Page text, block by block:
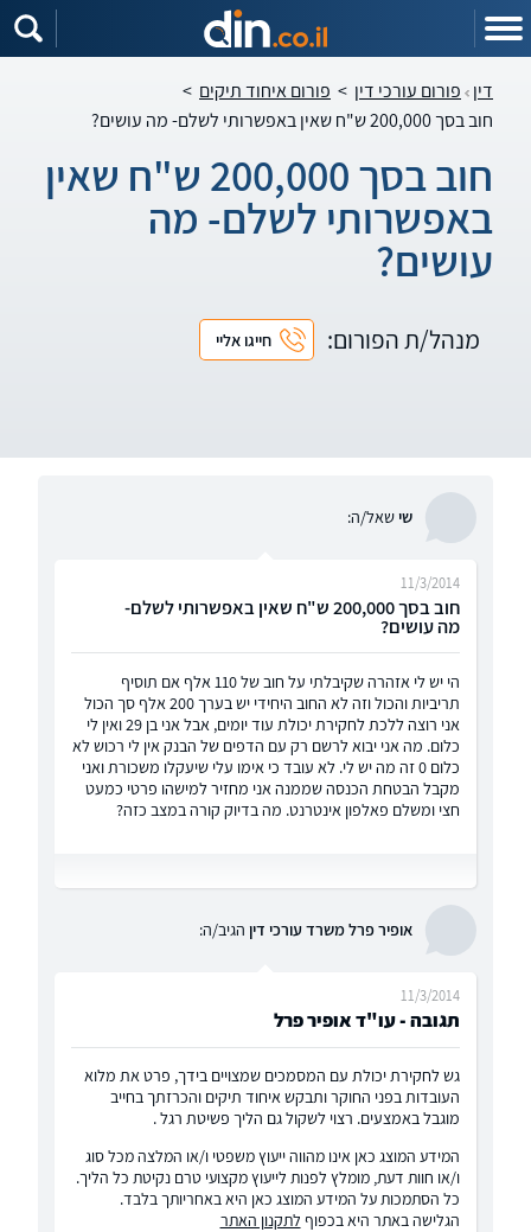
דין פורום עורכי דין > פורום איחוד תיקים >
חוב בסך 200,000 ש"ח שאין באפשרותי לשלם- מה עושים?
חוב בסך 200,000 ש"ח שאין
באפשרותי לשלם- מה
עושים?
מנהל/ת הפורום: חייגו אליי
שישאל/ה:
חוב בסך 200,000 ש"ח שאין באפשרותי לשלם-
מה עושים?
11/3/2014
הי יש לי אזהרה שקיבלתי על חוב של 110 אלף אם תוסיף
תריביות והכול וזה לא החוב היחידי יש בערך 200 אלף סך הכול
אני רוצה ללכת לחקירת יכולת עוד יומים, אבל אני בן 29 ואין לי
כלום. מה אני יבוא לרשם רק עם הדפים של הבנק אין לי רכוש לא
כלום 0 זה מה יש לי. לא עובד כי אימו עלי שיעקלו משכורת ואני
מקבל הבטחת הכנסה שממנה אני מחזיר למישהו פרטי כמעט
חצי ומשלם פאלפון אינטרנט. מה בדיוק קורה במצב כזה?
אופיר פרל משרד עורכי דין הגיב/ה:
תגובה - עו"ד אופיר פרל
11/3/2014
גש לחקירת יכולת עם המסמכים שמצויים בידך, פרט את מלוא
העובדות בפני החוקר ותבקש איחוד תיקים והכרזתך בחייב
מוגבל באמצעים. רצוי לשקול גם הליך פשיטת רגל .
המידע המוצג כאן אינו מהווה ייעוץ משפטי ו/או המלצה מכל סוג
ו/או חוות דעת, מומלץ לפנות לייעוץ מקצועי טרם נקיטת כל הליך.
כל הסתמכות על המידע המוצג כאן היא באחריותך בלבד.
הגלישה באתר היא בכפוף לתקנון האתר